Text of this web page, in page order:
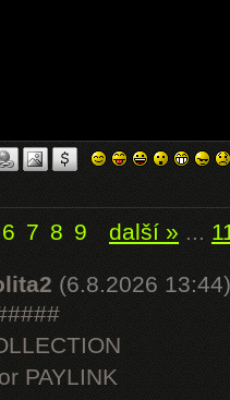
6 7 8 9 další » ...
(6.8.2026 13:44)
PAYLINK